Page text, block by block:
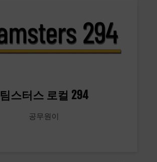
팀스터스 로컬 294
공무원이